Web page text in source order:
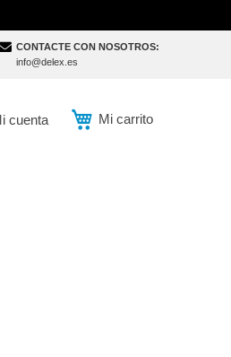
CONTACTE CON NOSOTROS:
info@delex.es
Mi carrito
cuenta